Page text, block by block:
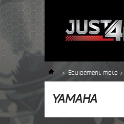
> Equipement moto >
YAMAHA